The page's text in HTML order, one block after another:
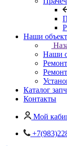
Наши
Наши
Каталог
Контакты
Мой